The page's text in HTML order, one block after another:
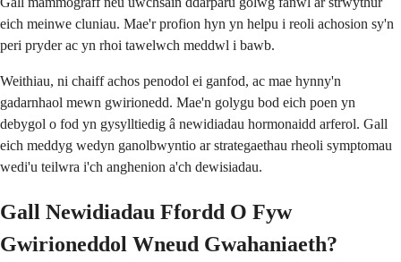
eich meinwe cluniau. Mae'r profion hyn yn helpu i reoli achosion sy'n
peri pryder ac yn rhoi tawelwch meddwl i bawb.
Weithiau, ni chaiff achos penodol ei ganfod, ac mae hynny'n
gadarnhaol mewn gwirionedd. Mae'n golygu bod eich poen yn
debygol o fod yn gysylltiedig â newidiadau hormonaidd arferol. Gall
eich meddyg wedyn ganolbwyntio ar strategaethau rheoli symptomau
wedi'u teilwra i'ch anghenion a'ch dewisiadau.
Gall Newidiadau Ffordd O Fyw
Gwirioneddol Wneud Gwahaniaeth?